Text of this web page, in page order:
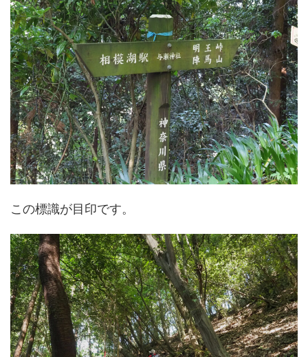
この標識が目印です。